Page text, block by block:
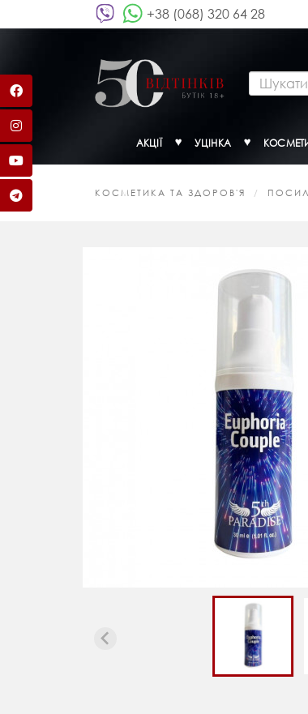
+38 (068) 320 64 28
АКЦІЇ УЦІНКА
КОСМЕТИКА ТА ЗДОРОВ'Я